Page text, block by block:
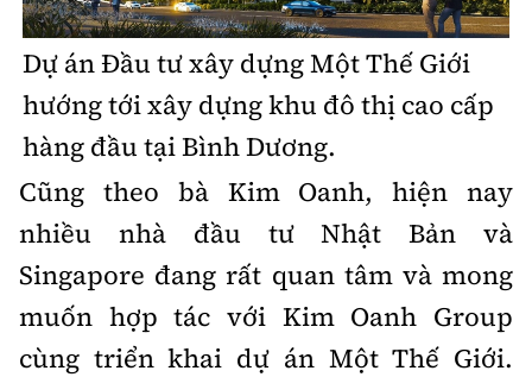
Dự án Đầu tư xây dựng Một Thế Giới
hướng tới xây dựng khu đô thị cao cấp
hàng đầu tại Bình Dương.
Cũng theo bà Kim Oanh, hiện nay
nhiều nhà đầu tư Nhật Bản và
Singapore đang rất quan tâm và mong
muốn hợp tác với Kim Oanh Group
cùng triển khai dự án Một Thế Giới.